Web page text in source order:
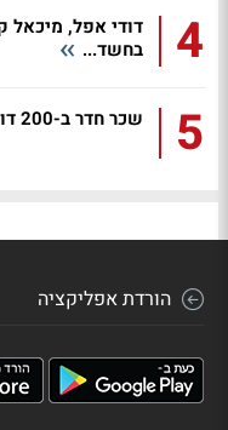
4
דודי אפל, מיכאל
בחשד...
5 שכר חדר ב-200 דולר - וזכה במחצית מדירת המנוחה
הורדת אפליקציה